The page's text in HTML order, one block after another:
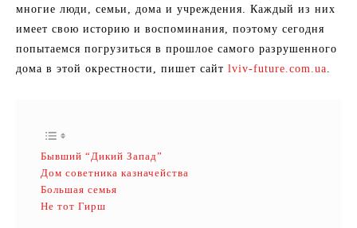
многие люди, семьи, дома и учреждения. Каждый из них
имеет свою историю и воспоминания, поэтому сегодня
попытаемся погрузиться в прошлое самого разрушенного
дома в этой окрестности, пишет сайт lviv-future.com.ua.
Бывший “Дикий Запад”
Дом советника казначейства
Большая семья
Не тот Гирш